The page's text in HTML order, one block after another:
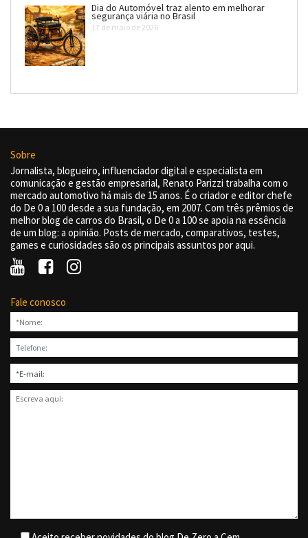
Dia do Automóvel traz alento em melhorar
segurança viária no Brasil
17 de maio de 2026
Sobre
Jornalista, blogueiro, influenciador digital e especialista em
comunicação e gestão empresarial, Renato Parizzi trabalha com o
mercado automotivo há mais de 15 anos. É o criador e editor chefe
do De 0 a 100 desde a sua fundação, em 2007. Com três prêmios de
melhor blog de carros do Brasil, o De 0 a 100 se apoia na essência
de um blog: a opinião. Posts de mercado, comparativos, testes,
games e curiosidades são os principais assuntos por aqui.
Fale conosco